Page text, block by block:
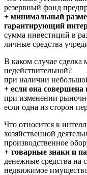
резервный фонд
+ минимальный
гарантирующий
сумма инвестиций в
личные средства
В каком случае сделка
недействительной?
при наличии
+ если она
при изменении
если одна из сторон
Что относится к
хозяйственной
производственное
+ товарные знаки и
денежные средства на
недвижимое